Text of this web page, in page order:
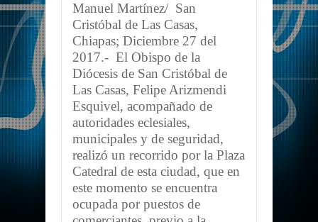
Manuel Martínez/ San
Cristóbal de Las Casas,
Chiapas; Diciembre 27 del
2017.- El Obispo de la
Diócesis de San Cristóbal de
Las Casas, Felipe Arizmendi
Esquivel, acompañado de
autoridades eclesiales,
municipales y de seguridad,
realizó un recorrido por la Plaza
Catedral de esta ciudad, que en
este momento se encuentra
ocupada por puestos de